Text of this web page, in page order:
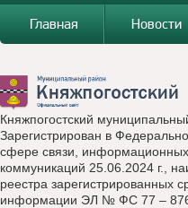
Главная
Новости
Княжпогостский
Зарегистрирован в
сфере связи,
коммуникаций 25.06.2024 г.,
реестра зарегистрированных
информации ЭЛ № ФС 77 –